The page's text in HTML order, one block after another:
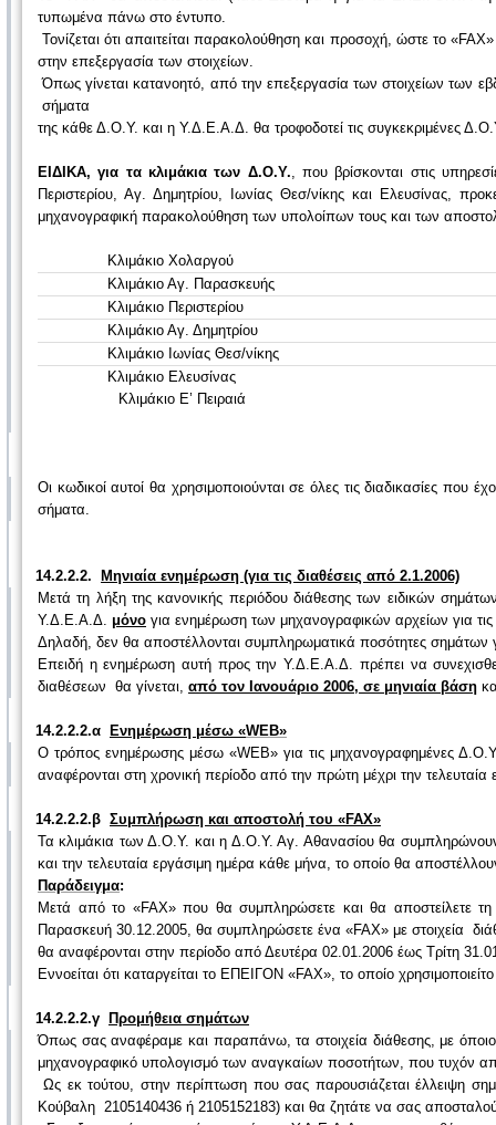
τυπωμένα πάνω στο έντυπο.
Τονίζεται ότι απαιτείται παρακολούθηση και προσοχή, ώστε το
στην επεξεργασία των στοιχείων.
Όπως γίνεται κατανοητό, από την επεξεργασία των στοιχείων των
σήματα
της κάθε Δ.Ο.Υ. και η Υ.Δ.Ε.Α.Δ. θα τροφοδοτεί τις συγκεκριμένες
ΕΙΔΙΚΑ, για τα κλιμάκια των Δ.Ο.Υ. , που βρίσκονται στις
Περιστερίου, Αγ. Δημητρίου, Ιωνίας Θεσ/νίκης και Ελευσίνας,
μηχανογραφική παρακολούθηση των υπολοίπων τους και των
Κλιμάκιο Χολαργού
Κλιμάκιο Αγ. Παρασκευής
Κλιμάκιο Περιστερίου
Κλιμάκιο Αγ. Δημητρίου
Κλιμάκιο Ιωνίας Θεσ/νίκης
Κλιμάκιο Ελευσίνας
Κλιμάκιο Ε’ Πειραιά
Οι κωδικοί αυτοί θα χρησιμοποιούνται σε όλες τις διαδικασίες
σήματα.
14.2.2.2.
Μηνιαία ενημέρωση (για τις διαθέσεις από 2.1.2006)
Μετά τη λήξη της κανονικής περιόδου διάθεσης των ειδικών
Υ.Δ.Ε.Α.Δ. μόνο για ενημέρωση των μηχανογραφικών αρχείων για
Δηλαδή, δεν θα αποστέλλονται συμπληρωματικά ποσότητες σημάτων
Επειδή η ενημέρωση αυτή προς την Υ.Δ.Ε.Α.Δ. πρέπει να
διαθέσεων θα γίνεται, από τον Ιανουάριο 2006, σε μηνιαία βάση
14.2.2.2.α Ενημέρωση μέσω «WEB»
Ο τρόπος ενημέρωσης μέσω «WEB» για τις μηχανογραφημένες
αναφέρονται στη χρονική περίοδο από την πρώτη μέχρι την
14.2.2.2.β Συμπλήρωση και αποστολή του «FAX»
Τα κλιμάκια των Δ.Ο.Υ. και η Δ.Ο.Υ. Αγ. Αθανασίου θα
και την τελευταία εργάσιμη ημέρα κάθε μήνα, το οποίο θα
Παράδειγμα:
Μετά από το «FAX» που θα συμπληρώσετε και θα αποστείλετε τη
Παρασκευή 30.12.2005, θα συμπληρώσετε ένα «FAX» με στοιχεία
θα αναφέρονται στην περίοδο από Δευτέρα 02.01.2006 έως Τρίτη
Εννοείται ότι καταργείται το ΕΠΕΙΓΟΝ «FAX», το οποίο
14.2.2.2.γ
Προμήθεια σημάτων
Όπως σας αναφέραμε και παραπάνω, τα στοιχεία διάθεσης, με
μηχανογραφικό υπολογισμό των αναγκαίων ποσοτήτων, που τυχόν
Ως εκ τούτου, στην περίπτωση που σας παρουσιάζεται έλλειψη
Κούβαλη 2105140436 ή 2105152183) και θα ζητάτε να σας